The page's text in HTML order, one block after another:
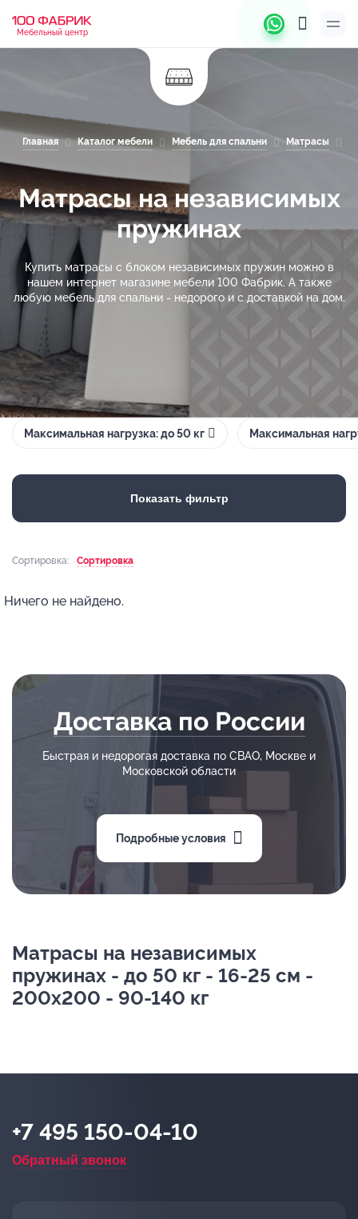
Мебельный центр
Главная Каталог мебели Мебель для спальни Матрасы
Матрасы на независимых
пружинах
Купить матрасы с блоком независимых пружин можно в
нашем интернет магазине мебели 100 Фабрик. А также
любую мебель для спальни - недорого и с доставкой на дом.
Максимальная нагрузка: до 50 кг Максимальная
Показать фильтр
Сортировка: Сортировка
Ничего не найдено.
Доставка по России
Быстрая и недорогая доставка по СВАО, Москве и
Московской области
Подробные условия
Матрасы на независимых
пружинах - до 50 кг - 16-25 см -
200х200 - 90-140 кг
+7 495 150-04-10
Обратный звонок